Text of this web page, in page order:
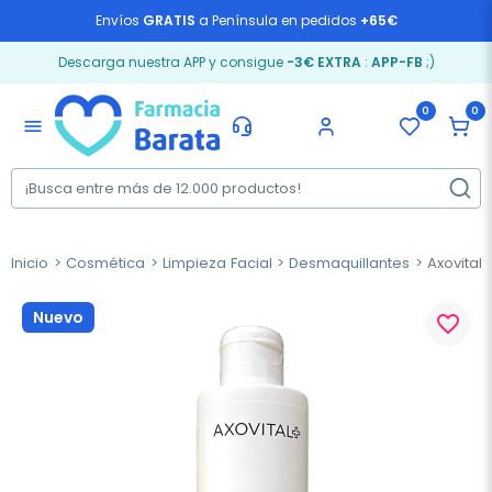
Envíos GRATIS a Península en pedidos +65€
Descarga nuestra APP y consigue -3€ EXTRA: APP-FB ;)
menu
0 0
Inicio Cosmética Limpieza Facial Desmaquillantes Axovital
Nuevo favorite_border